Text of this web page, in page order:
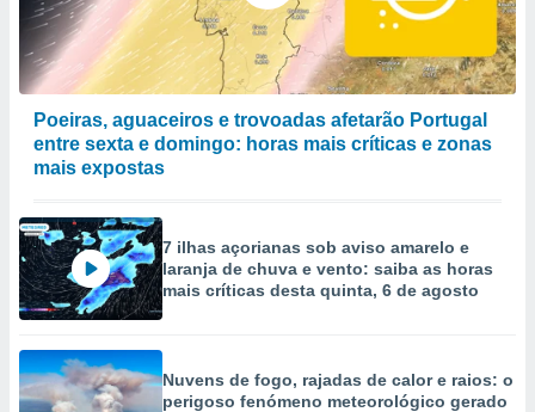
Poeiras, aguaceiros e trovoadas afetarão Portugal
entre sexta e domingo: horas mais críticas e zonas
mais expostas
7 ilhas açorianas sob aviso amarelo e
laranja de chuva e vento: saiba as horas
mais críticas desta quinta, 6 de agosto
Nuvens de fogo, rajadas de calor e raios: o
perigoso fenómeno meteorológico gerado